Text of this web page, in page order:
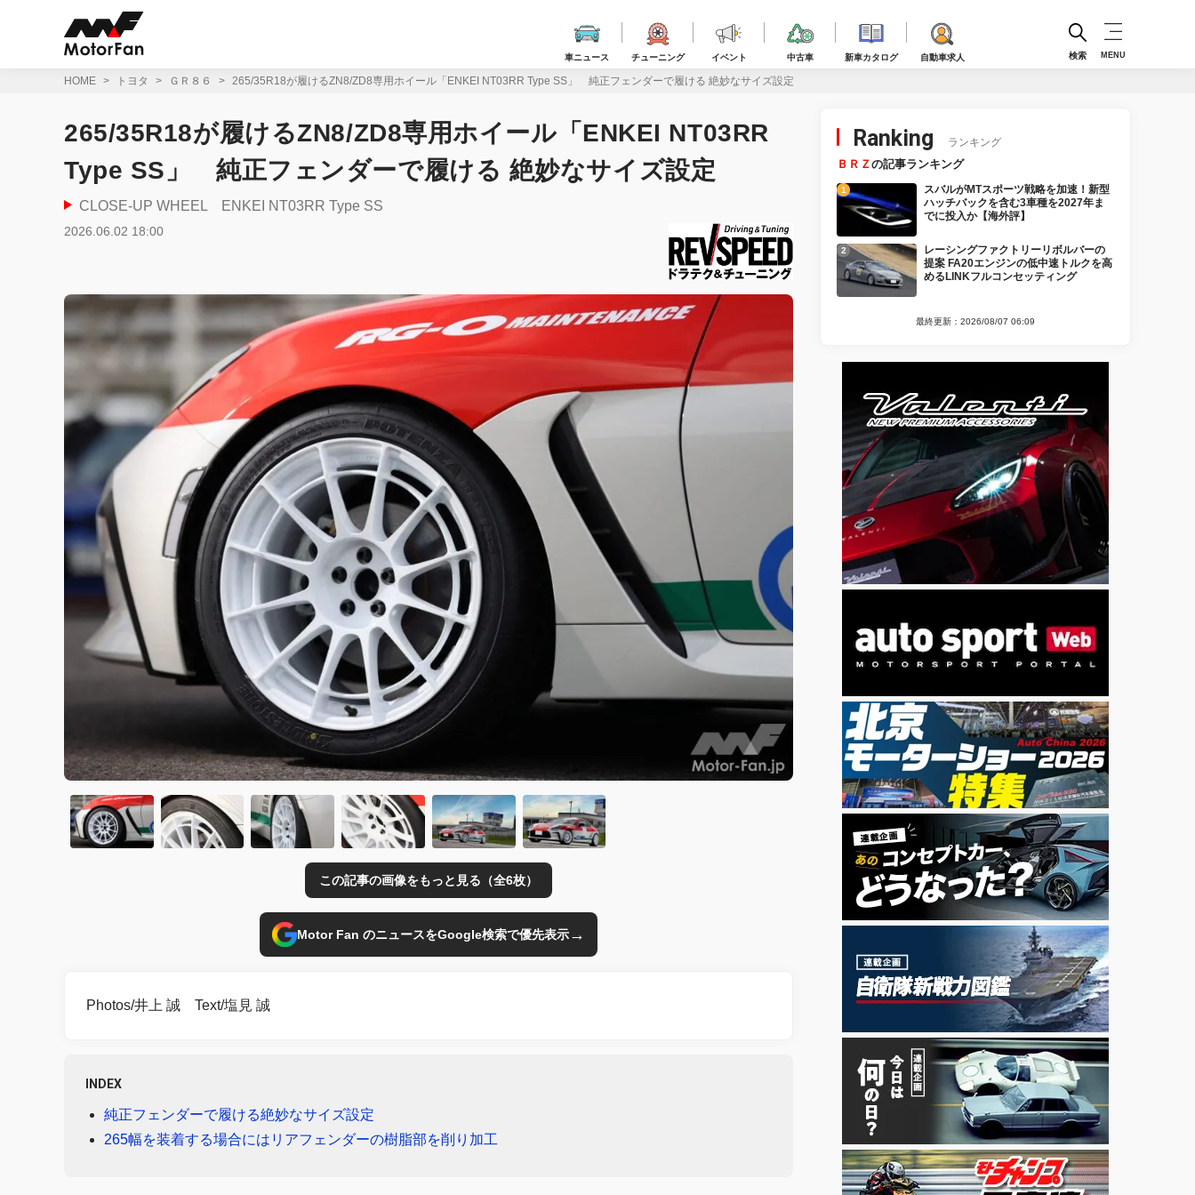
車ニュース チューニング イベント 中古車 新車カタログ 自動車求人 検索 MENU
HOME トヨタ ＧＲ８６ 265/35R18が履けるZN8/ZD8専用ホイール「ENKEI NT03RR Type SS」 純正フェンダーで履ける 絶妙なサイズ設定
265/35R18が履けるZN8/ZD8専用ホイール「ENKEI NT03RR
Type SS」 純正フェンダーで履ける 絶妙なサイズ設定
CLOSE-UP WHEEL ENKEI NT03RR Type SS
2026.06.02 18:00
この記事の画像をもっと見る（全6枚）
Motor Fan のニュースをGoogle検索で優先表示→
Photos/井上 誠 Text/塩見 誠
INDEX
純正フェンダーで履ける絶妙なサイズ設定
265幅を装着する場合にはリアフェンダーの樹脂部を削り加工
Ranking ランキング
ＢＲＺの記事ランキング
スバルがMTスポーツ戦略を加速！新型
ハッチバックを含む3車種を2027年ま
でに投入か【海外評】
レーシングファクトリーリボルバーの
提案 FA20エンジンの低中速トルクを高
めるLINKフルコンセッティング
最終更新：2026/08/07 06:09